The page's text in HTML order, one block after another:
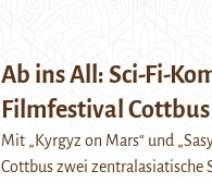
Ab ins All: Sci-Fi-
Filmfestival Cottbus
Mit „Kyrgyz on Mars“ und
Cottbus zwei zentralasiatische